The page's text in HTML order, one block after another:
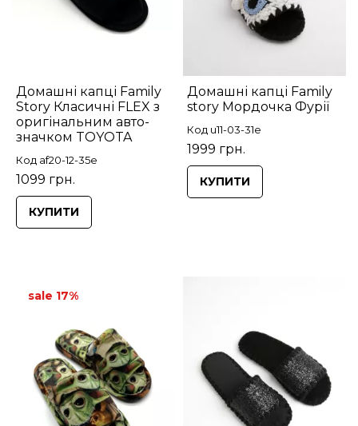
Домашні капці Family
Story Класичні FLEX з
оригінальним авто-
значком TOYOTA
Код af20-12-35e
1099 грн.
КУПИТИ
Домашні капці Family
story Мордочка Фурії
Код u11-03-31e
1999 грн.
КУПИТИ
sale 17%